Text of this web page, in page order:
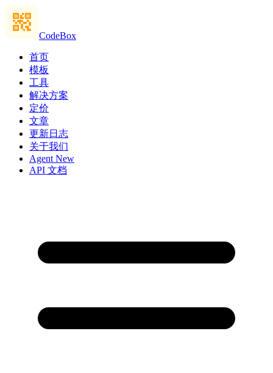
CodeBox
首页
模板
工具
解决方案
定价
文章
更新日志
关于我们
Agent New
API 文档